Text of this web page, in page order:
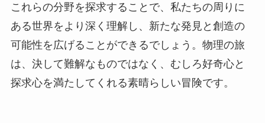
これらの分野を探求することで、私たちの周りに
ある世界をより深く理解し、新たな発見と創造の
可能性を広げることができるでしょう。物理の旅
は、決して難解なものではなく、むしろ好奇心と
探求心を満たしてくれる素晴らしい冒険です。